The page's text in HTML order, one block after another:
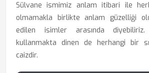
Sülvane ismimiz anlam itibari ile
olmamakla birlikte anlam güzelliği
edilen isimler arasında
kullanmakta dinen de herhangi bir
caizdir.